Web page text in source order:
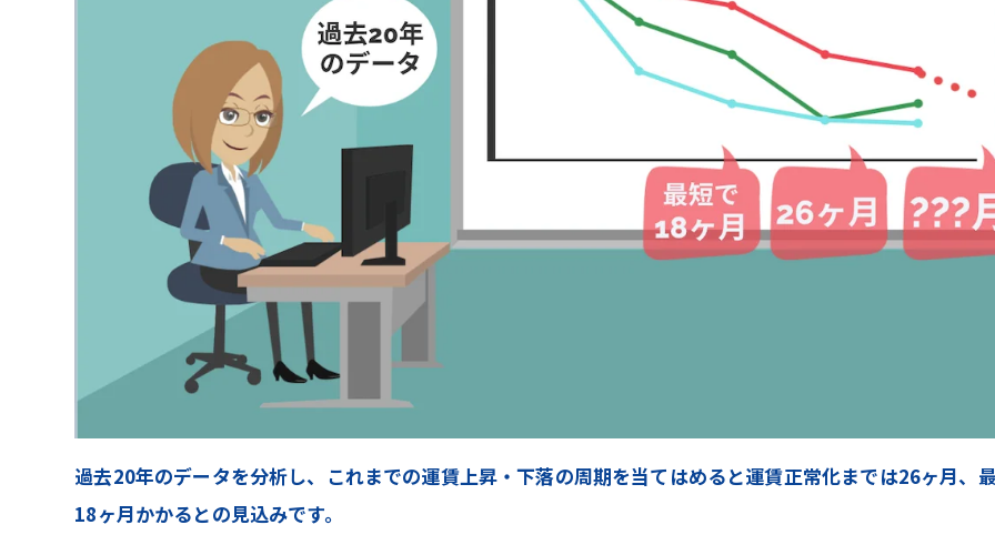
過去20年のデータを分析し、これまでの運賃上昇・下落の周期を当てはめると運賃正常化までは26ヶ月、
18ヶ月かかるとの見込みです。